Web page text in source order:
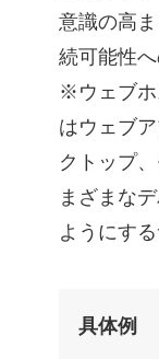
意識の高
続可能性
※ウェブホ
はウェブ
クトップ
まざまな
ようにす
具体例